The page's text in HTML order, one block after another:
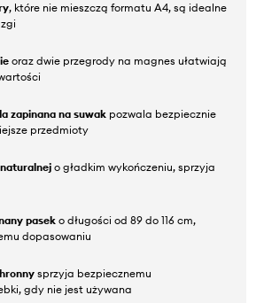
, które nie mieszczą formatu A4, są idealne
oraz dwie przegrody na magnes ułatwiają
zapinana na suwak pozwala bezpiecznie
przedmioty
o gładkim wykończeniu, sprzyja
pasek o długości od 89 do 116 cm,
dopasowaniu
sprzyja bezpiecznemu
gdy nie jest używana